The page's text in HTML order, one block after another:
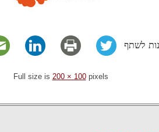
לשתף
Full size is 200 × 100pixels